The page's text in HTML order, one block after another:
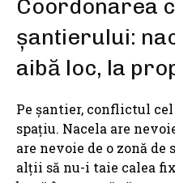
Coordonarea
șantierului:
aibă loc, la
Pe șantier, conflictul
spațiu. Nacela are
are nevoie de o zonă de
alții să nu-i taie calea